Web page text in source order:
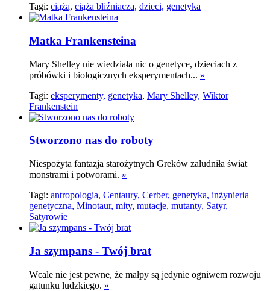
Tagi: ciąża, ciąża bliźniacza, dzieci, genetyka
Matka Frankensteina
Mary Shelley nie wiedziała nic o genetyce, dzieciach z
próbówki i biologicznych eksperymentach... »
Tagi: eksperymenty, genetyka, Mary Shelley, Wiktor
Frankenstein
Stworzono nas do roboty
Niespożyta fantazja starożytnych Greków zaludniła świat
monstrami i potworami. »
Tagi: antropologia, Centaury, Cerber, genetyka, inżynieria
genetyczna, Minotaur, mity, mutacje, mutanty, Satyr,
Satyrowie
Ja szympans - Twój brat
Wcale nie jest pewne, że małpy są jedynie ogniwem rozwoju
gatunku ludzkiego. »